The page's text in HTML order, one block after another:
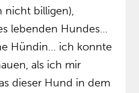
nicht billigen),
lebenden Hundes…
Hündin… ich konnte
als ich mir
dieser Hund in dem